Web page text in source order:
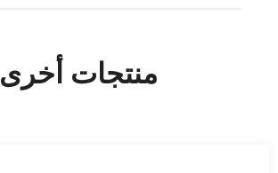
منتجات أخرى